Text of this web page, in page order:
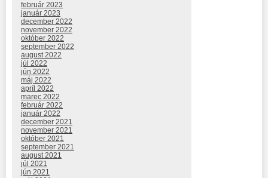
február 2023
január 2023
december 2022
november 2022
október 2022
september 2022
august 2022
júl 2022
jún 2022
máj 2022
apríl 2022
marec 2022
február 2022
január 2022
december 2021
november 2021
október 2021
september 2021
august 2021
júl 2021
jún 2021